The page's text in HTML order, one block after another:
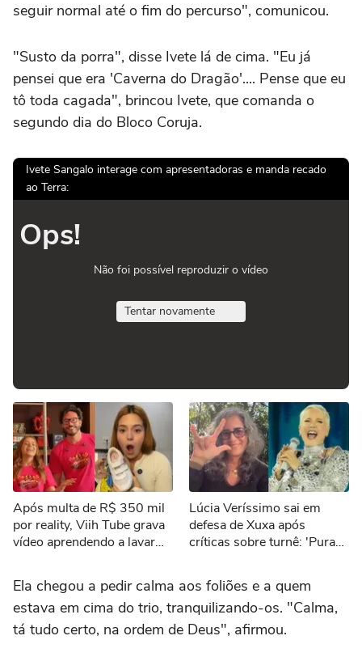
seguir normal até o fim do percurso", comunicou.
"Susto da porra", disse Ivete lá de cima. "Eu já
pensei que era 'Caverna do Dragão'.... Pense que eu
tô toda cagada", brincou Ivete, que comanda o
segundo dia do Bloco Coruja.
Ivete Sangalo interage com apresentadoras e manda recado
ao Terra:
Ops!
Não foi possível reproduzir o vídeo
Tentar novamente
Após multa de R$ 350 mil
por reality, Viih Tube grava
vídeo aprendendo a lavar
mimada'
Lúcia Veríssimo sai em
defesa de Xuxa após
críticas sobre turnê: 'Pura
Ela chegou a pedir calma aos foliões e a quem
estava em cima do trio, tranquilizando-os. "Calma,
tá tudo certo, na ordem de Deus", afirmou.